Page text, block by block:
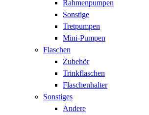
Rahmenpumpen
Sonstige
Tretpumpen
Mini-Pumpen
Flaschen
Zubehör
Trinkflaschen
Flaschenhalter
Sonstiges
Andere